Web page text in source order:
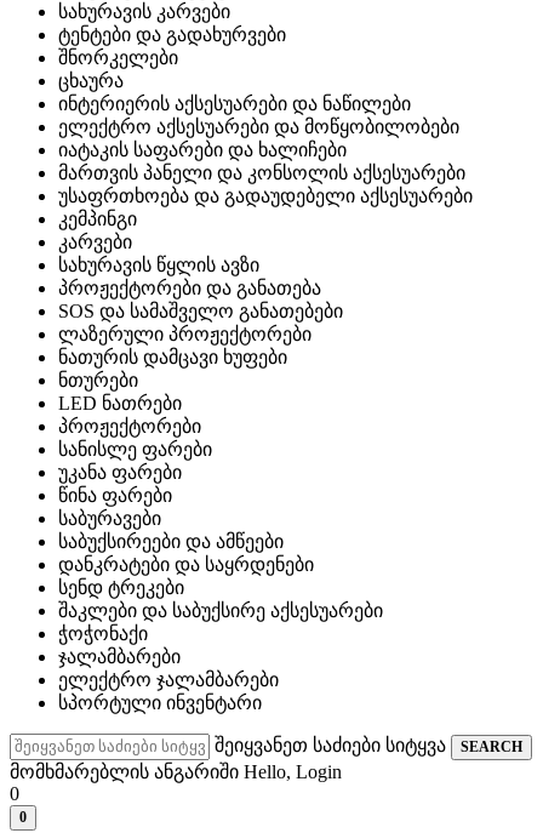
სახურავის კარვები
ტენტები და გადახურვები
შნორკელები
ცხაურა
ინტერიერის აქსესუარები და ნაწილები
ელექტრო აქსესუარები და მოწყობილობები
იატაკის საფარები და ხალიჩები
მართვის პანელი და კონსოლის აქსესუარები
უსაფრთხოება და გადაუდებელი აქსესუარები
კემპინგი
კარვები
სახურავის წყლის ავზი
პროჟექტორები და განათება
SOS და სამაშველო განათებები
ლაზერული პროჟექტორები
ნათურის დამცავი ხუფები
ნთურები
LED ნათრები
პროჟექტორები
სანისლე ფარები
უკანა ფარები
წინა ფარები
საბურავები
საბუქსირეები და ამწეები
დანკრატები და საყრდენები
სენდ ტრეკები
შაკლები და საბუქსირე აქსესუარები
ჭოჭონაქი
ჯალამბარები
ელექტრო ჯალამბარები
სპორტული ინვენტარი
შეიყვანეთ საძიები სიტყვა SEARCH
მომხმარებლის ანგარიში Hello, Login
0
0